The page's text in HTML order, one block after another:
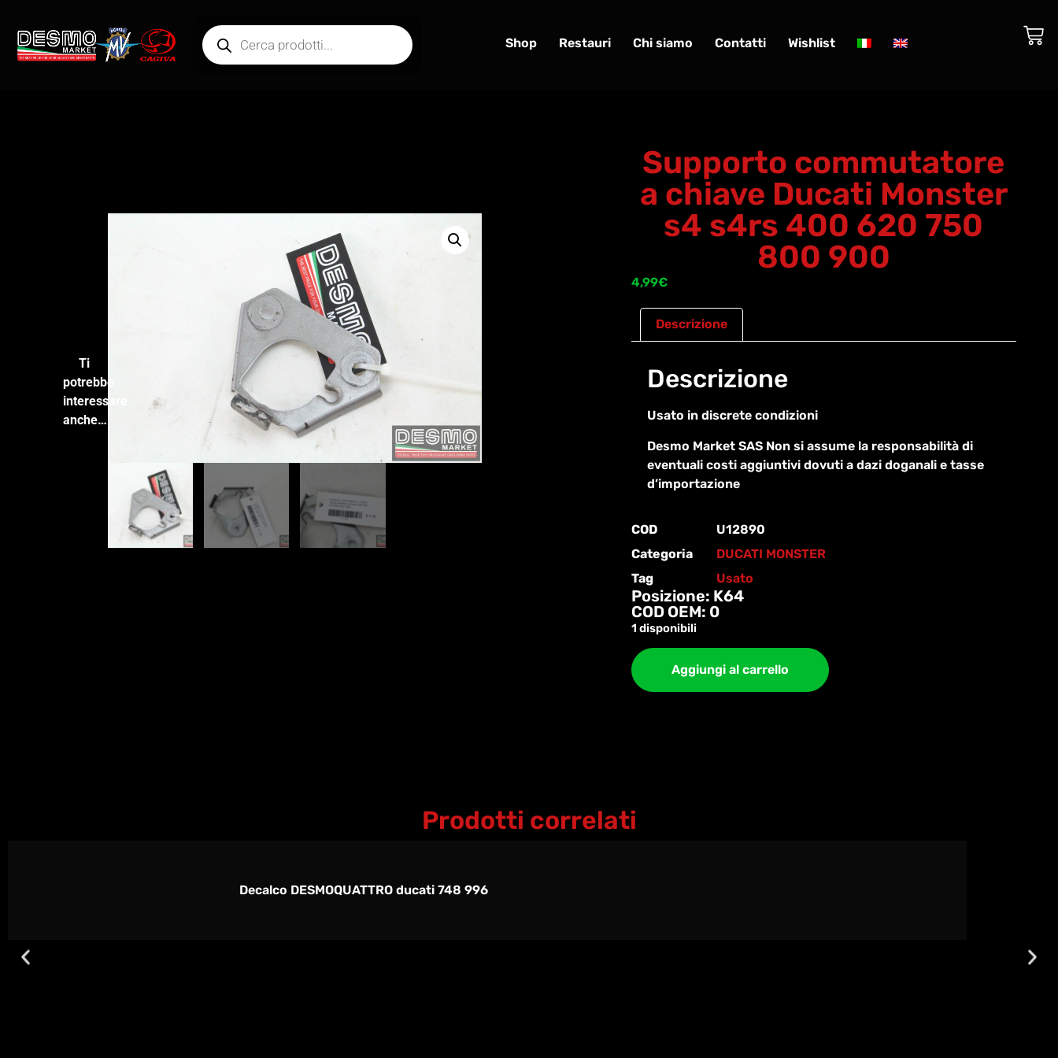
Shop Restauri Chi siamo Contatti Wishlist
Supporto commutatore
a chiave Ducati Monster
s4 s4rs 400 620 750
800 900
4,99€
Descrizione
Descrizione
Usato in discrete condizioni
Desmo Market SAS Non si assume la responsabilità di
eventuali costi aggiuntivi dovuti a dazi doganali e tasse
d’importazione
COD
U12890
Categoria
DUCATI MONSTER
Tag
Usato
Posizione: K64
COD OEM: 0
1 disponibili
Aggiungi al carrello
Ti
potrebbe
interessare
anche…
Prodotti correlati
Decalco DESMOQUATTRO ducati 748 996